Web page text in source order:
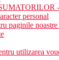
si
personal
paginile
utilizarea